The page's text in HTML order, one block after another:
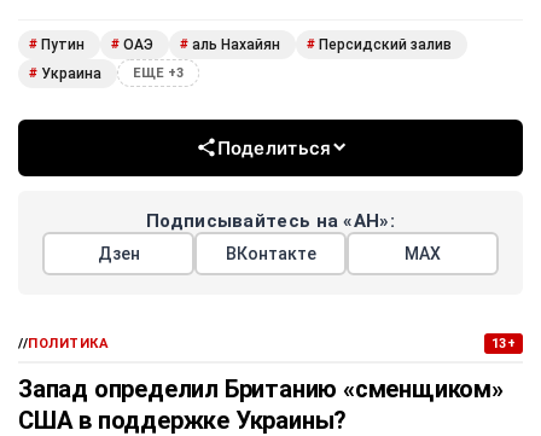
# Путин # ОАЭ # аль Нахайян # Персидский залив
# Украина ЕЩЕ +3
Поделиться
Подписывайтесь на «АН»:
Дзен ВКонтакте МАХ
//ПОЛИТИКА 13+
Запад определил Британию «сменщиком»
США в поддержке Украины?